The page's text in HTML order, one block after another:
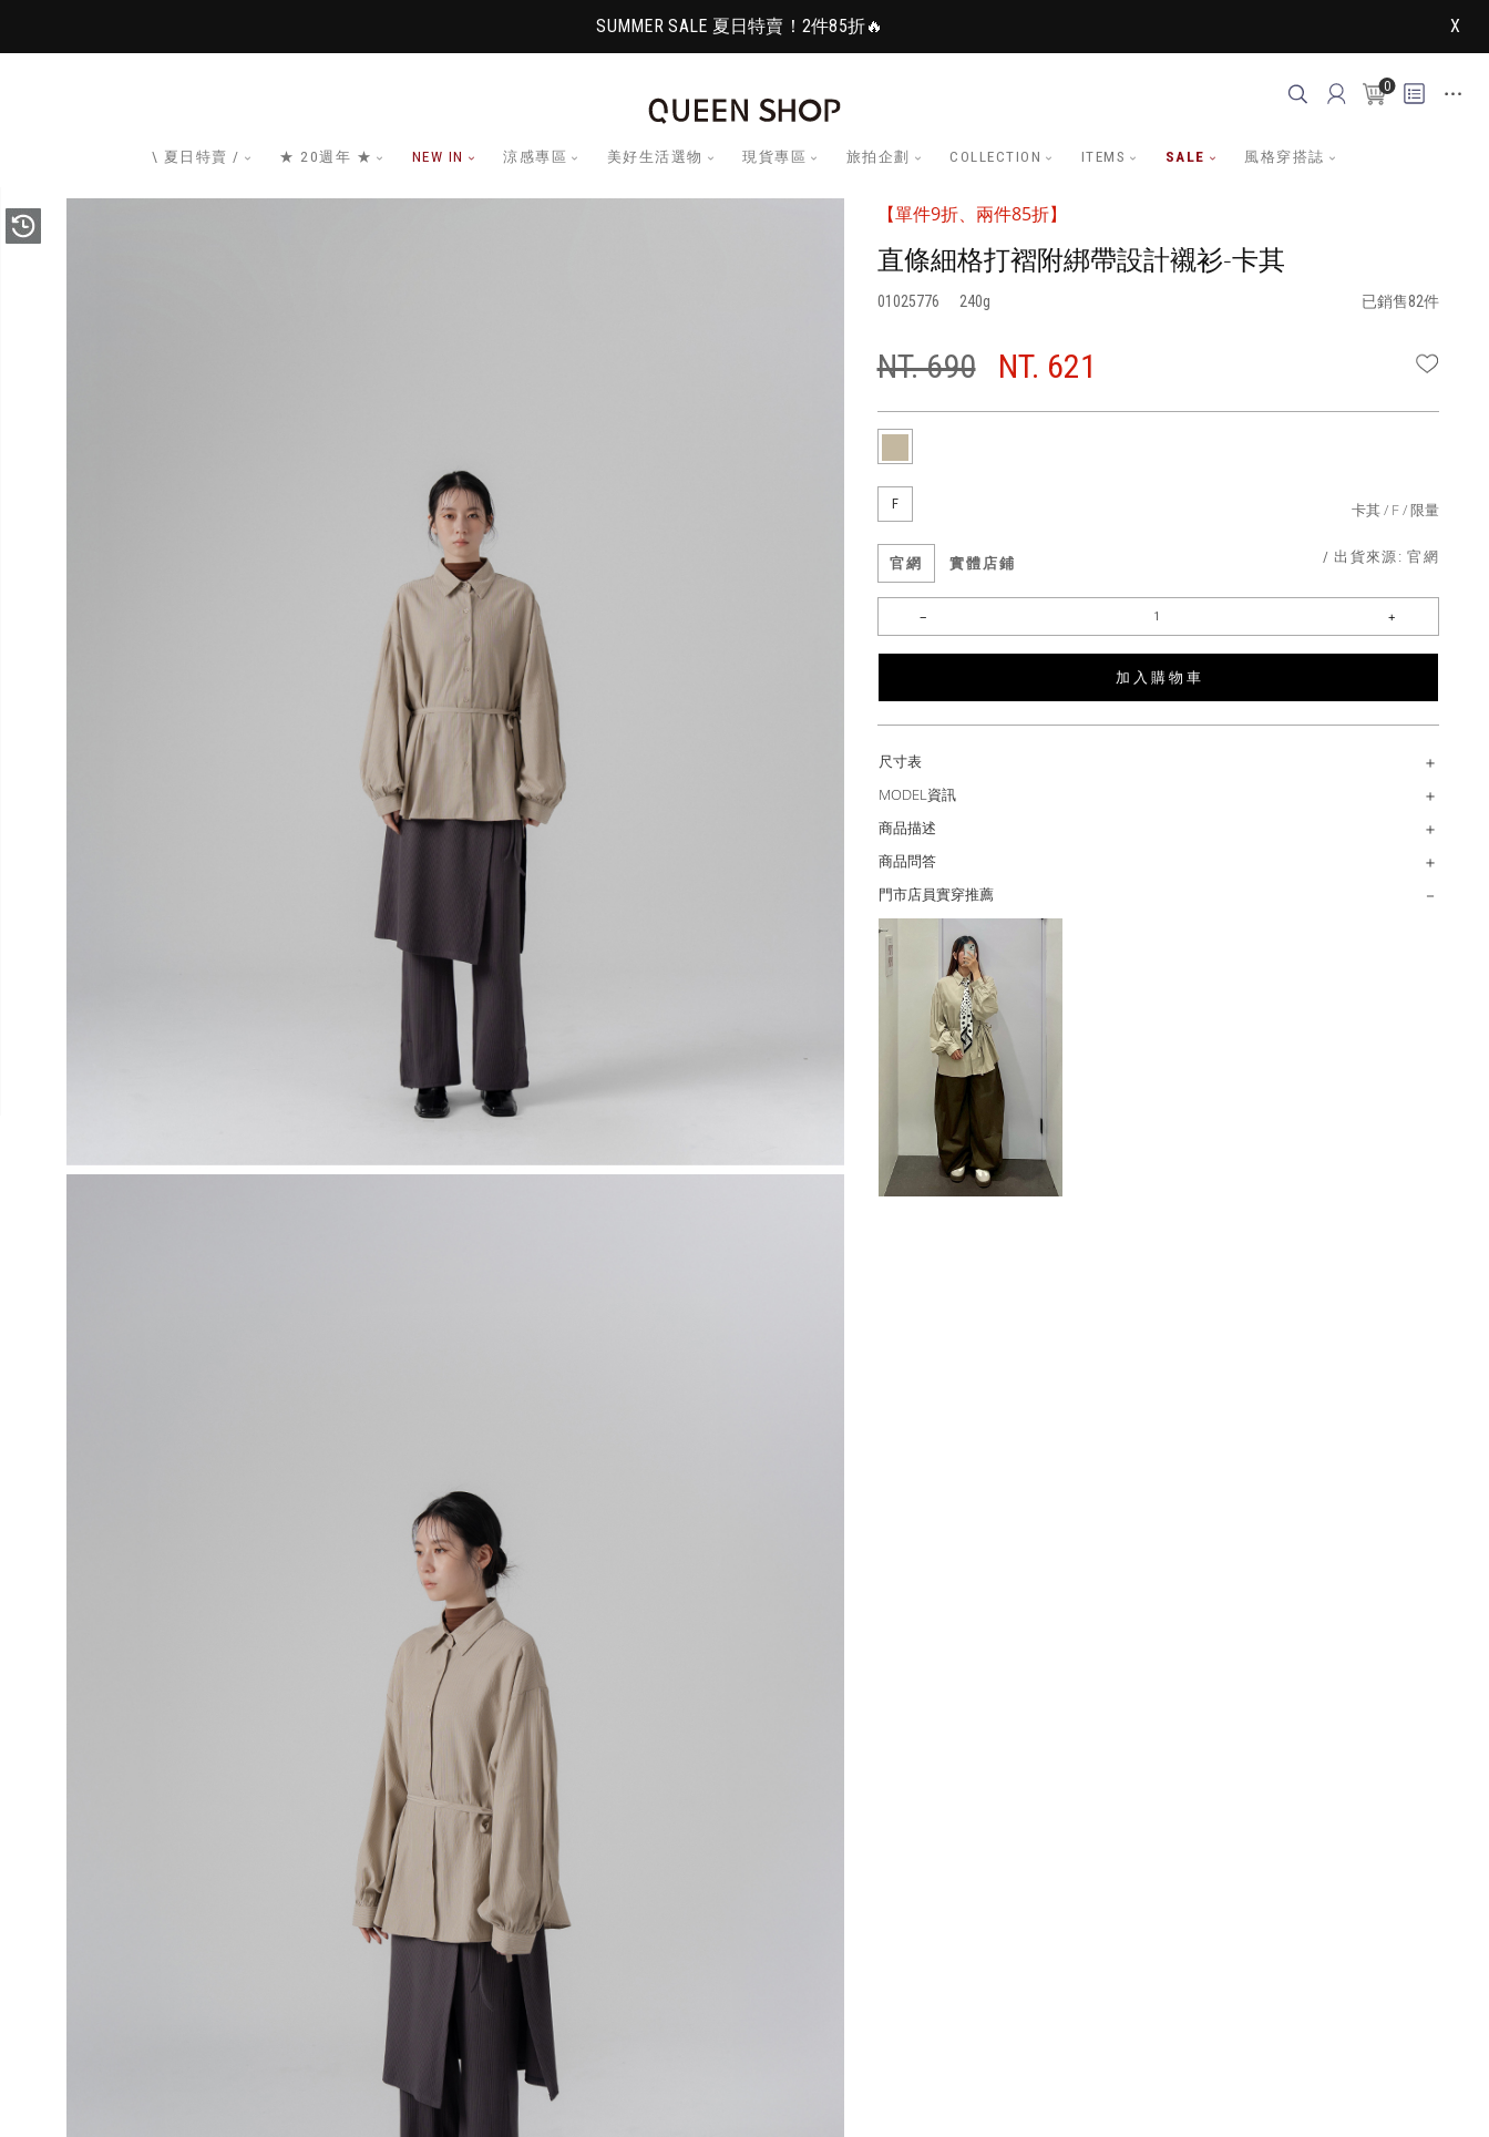
SUMMER SALE 夏日特賣！2件85折🔥 X
0
\ 夏日特賣 / ★ 20週年 ★ NEW IN 涼感專區 美好生活選物 現貨專區 旅拍企劃 COLLECTION ITEMS SALE 風格穿搭誌
【單件9折、兩件85折】
直條細格打褶附綁帶設計襯衫-卡其
01025776 240 已銷售82件
NT. 690 NT. 621
F 卡其 F 限量
官網 實體店鋪 / 出貨來源:官網
加 入 購 物 車
尺寸表
MODEL資訊
商品描述
商品問答
門市店員實穿推薦